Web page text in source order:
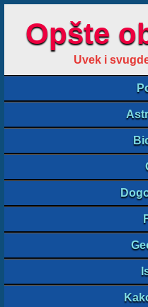
Opšte
Uvek i